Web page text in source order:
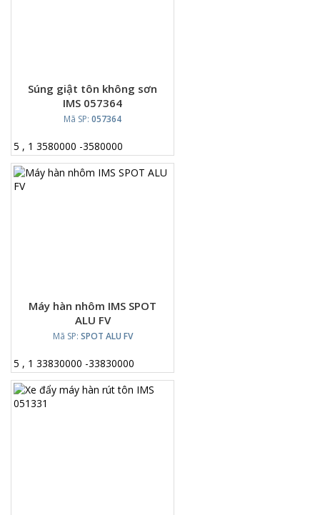
Súng giật tôn không sơn
IMS 057364
Mã SP: 057364
5 , 1 3580000 -3580000
Máy hàn nhôm IMS SPOT
ALU FV
Mã SP: SPOT ALU FV
5 , 1 33830000 -33830000